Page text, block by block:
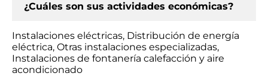
¿Cuáles son sus actividades económicas?
Instalaciones eléctricas, Distribución de energía
eléctrica, Otras instalaciones especializadas,
Instalaciones de fontanería calefacción y aire
acondicionado